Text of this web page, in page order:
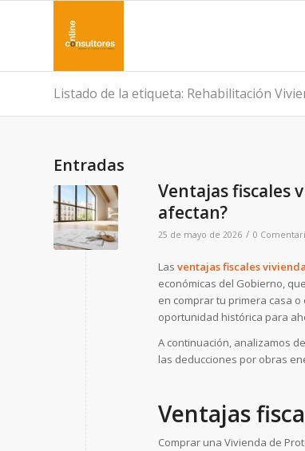
Listado de la etiqueta: Rehabilitación
Entradas
Ventajas fiscales
afectan?
25 de mayo de 2026 / 0
Las ventajas fiscales
económicas del Gobierno,
en comprar tu primera casa
oportunidad histórica para
A continuación, analizamos
las deducciones por obras
Ventajas
Comprar una Vivienda de